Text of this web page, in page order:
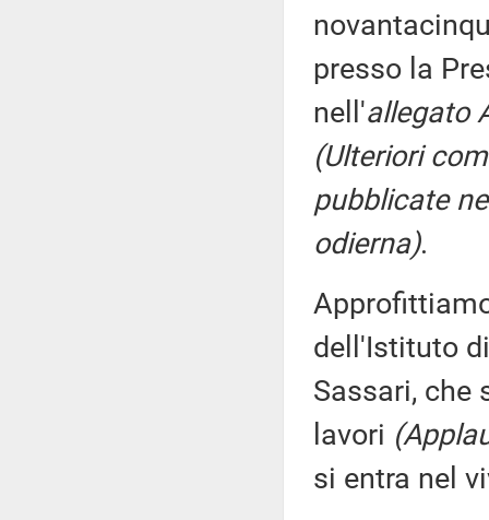
presso la
nell'allegato
(Ulteriori
pubblicate
odierna).
dell'Istituto
Sassari, che
lavori
si entra nel